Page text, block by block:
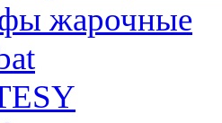
жарочные